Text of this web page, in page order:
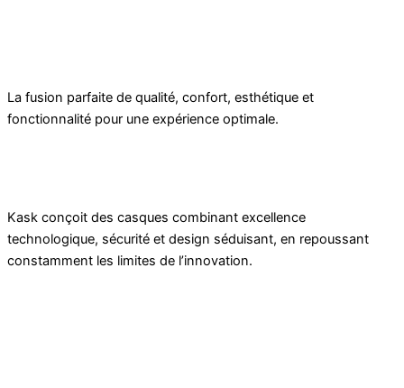
La fusion parfaite de qualité, confort, esthétique et
fonctionnalité pour une expérience optimale.
Kask conçoit des casques combinant excellence
technologique, sécurité et design séduisant, en repoussant
constamment les limites de l’innovation.